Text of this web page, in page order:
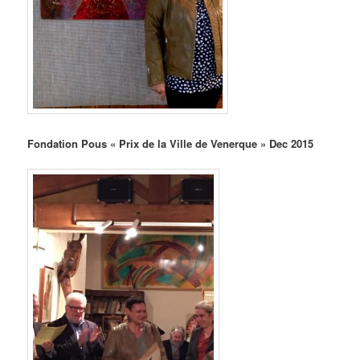
Fondation Pous « Prix de la Ville de Venerque » Dec 2015